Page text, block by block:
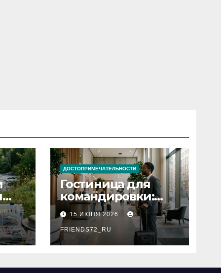
ДОСТОПРИМЕЧАТЕЛЬНОСТИ
Гостиница для
командировки:
основные
критерии выбора
15 ИЮНЯ 2026
FRIENDS72_RU